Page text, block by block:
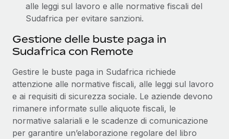
alle leggi sul lavoro e alle normative fiscali del
Sudafrica per evitare sanzioni.
Gestione delle buste paga in
Sudafrica con Remote
Gestire le buste paga in Sudafrica richiede
attenzione alle normative fiscali, alle leggi sul lavoro
e ai requisiti di sicurezza sociale. Le aziende devono
rimanere informate sulle aliquote fiscali, le
normative salariali e le scadenze di comunicazione
per garantire un’elaborazione regolare del libro